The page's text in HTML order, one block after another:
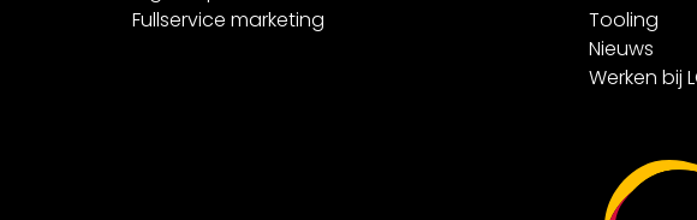
Fullservice marketing
Tooling
Nieuws
Werken bij